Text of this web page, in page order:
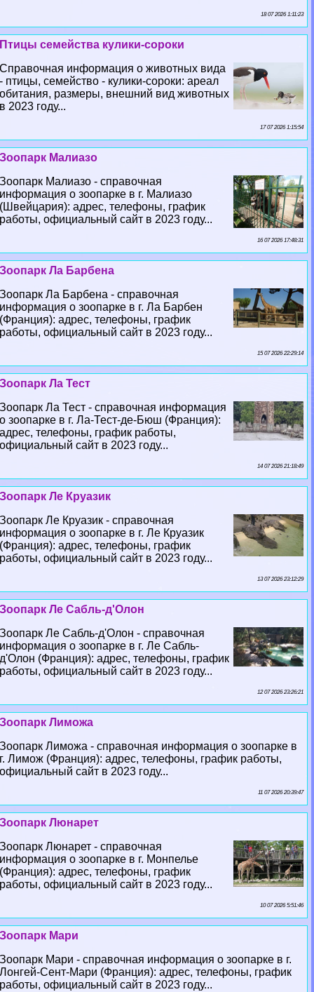
18 07 2026 1:11:23
Птицы семейства кулики-сороки
Справочная информация о животных вида
- птицы, семейство - кулики-сороки: ареал
обитания, размеры, внешний вид животных
в 2023 году...
17 07 2026 1:15:54
Зоопарк Малиазо
Зоопарк Малиазо - справочная
информация о зоопарке в г. Малиазо
(Швейцария): адрес, телефоны, график
работы, официальный сайт в 2023 году...
16 07 2026 17:48:31
Зоопарк Ла Барбена
Зоопарк Ла Барбена - справочная
информация о зоопарке в г. Ла Барбен
(Франция): адрес, телефоны, график
работы, официальный сайт в 2023 году...
15 07 2026 22:29:14
Зоопарк Ла Тест
Зоопарк Ла Тест - справочная информация
о зоопарке в г. Ла-Тест-де-Бюш (Франция):
адрес, телефоны, график работы,
официальный сайт в 2023 году...
14 07 2026 21:18:49
Зоопарк Ле Круазик
Зоопарк Ле Круазик - справочная
информация о зоопарке в г. Ле Круазик
(Франция): адрес, телефоны, график
работы, официальный сайт в 2023 году...
13 07 2026 23:12:29
Зоопарк Ле Сабль-д'Олон
Зоопарк Ле Сабль-д'Олон - справочная
информация о зоопарке в г. Ле Сабль-
д'Олон (Франция): адрес, телефоны, график
работы, официальный сайт в 2023 году...
12 07 2026 23:26:21
Зоопарк Лиможа
Зоопарк Лиможа - справочная информация о зоопарке в
г. Лимож (Франция): адрес, телефоны, график работы,
официальный сайт в 2023 году...
11 07 2026 20:39:47
Зоопарк Люнарет
Зоопарк Люнарет - справочная
информация о зоопарке в г. Монпелье
(Франция): адрес, телефоны, график
работы, официальный сайт в 2023 году...
10 07 2026 5:51:46
Зоопарк Мари
Зоопарк Мари - справочная информация о зоопарке в г.
Лонгeй-Сент-Мари (Франция): адрес, телефоны, график
работы, официальный сайт в 2023 году...